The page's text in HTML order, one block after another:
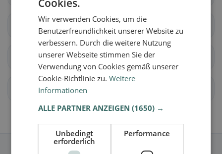
Aubonne Ballens
Berolle Bière
Bougy-Villars
Cookies.
Wir verwenden Cookies, um die
Benutzerfreundlichkeit unserer Website zu
verbessern. Durch die weitere Nutzung
unserer Webseite stimmen Sie der
Verwendung von Cookies gemäß unserer
Cookie-Richtlinie zu.Weitere
Informationen
ALLE PARTNER ANZEIGEN(1650) →
Unbedingt
erforderlich
Performance